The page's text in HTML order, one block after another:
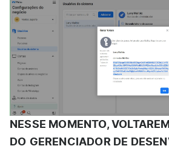
NESSE MOMENTO,
DO GERENCIADOR DE